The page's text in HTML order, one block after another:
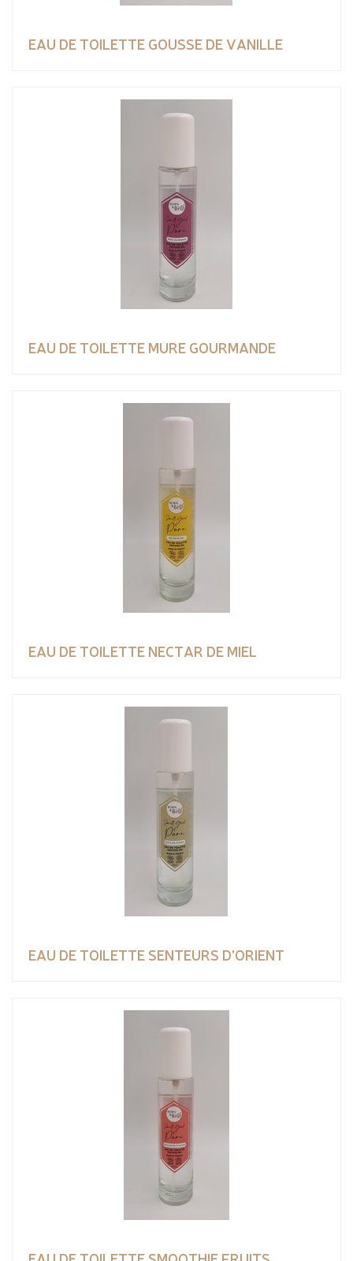
EAU DE TOILETTE GOUSSE DE VANILLE
EAU DE TOILETTE MURE GOURMANDE
EAU DE TOILETTE NECTAR DE MIEL
EAU DE TOILETTE SENTEURS D'ORIENT